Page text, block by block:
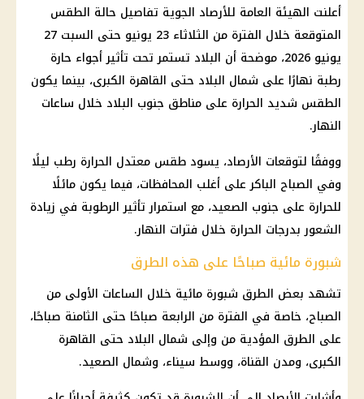
أعلنت الهيئة العامة للأرصاد الجوية تفاصيل حالة الطقس
المتوقعة خلال الفترة من الثلاثاء 23 يونيو حتى السبت 27
يونيو 2026، موضحة أن البلاد تستمر تحت تأثير أجواء حارة
رطبة نهارًا على شمال البلاد حتى القاهرة الكبرى، بينما يكون
الطقس شديد الحرارة على مناطق جنوب البلاد خلال ساعات
النهار.
ووفقًا لتوقعات الأرصاد، يسود طقس معتدل الحرارة رطب ليلًا
وفي الصباح الباكر على أغلب المحافظات، فيما يكون مائلًا
للحرارة على جنوب الصعيد، مع استمرار تأثير الرطوبة في زيادة
الشعور بدرجات الحرارة خلال فترات النهار.
شبورة مائية صباحًا على هذه الطرق
تشهد بعض الطرق شبورة مائية خلال الساعات الأولى من
الصباح، خاصة في الفترة من الرابعة صباحًا حتى الثامنة صباحًا،
على الطرق المؤدية من وإلى شمال البلاد حتى القاهرة
الكبرى، ومدن القناة، ووسط سيناء، وشمال الصعيد.